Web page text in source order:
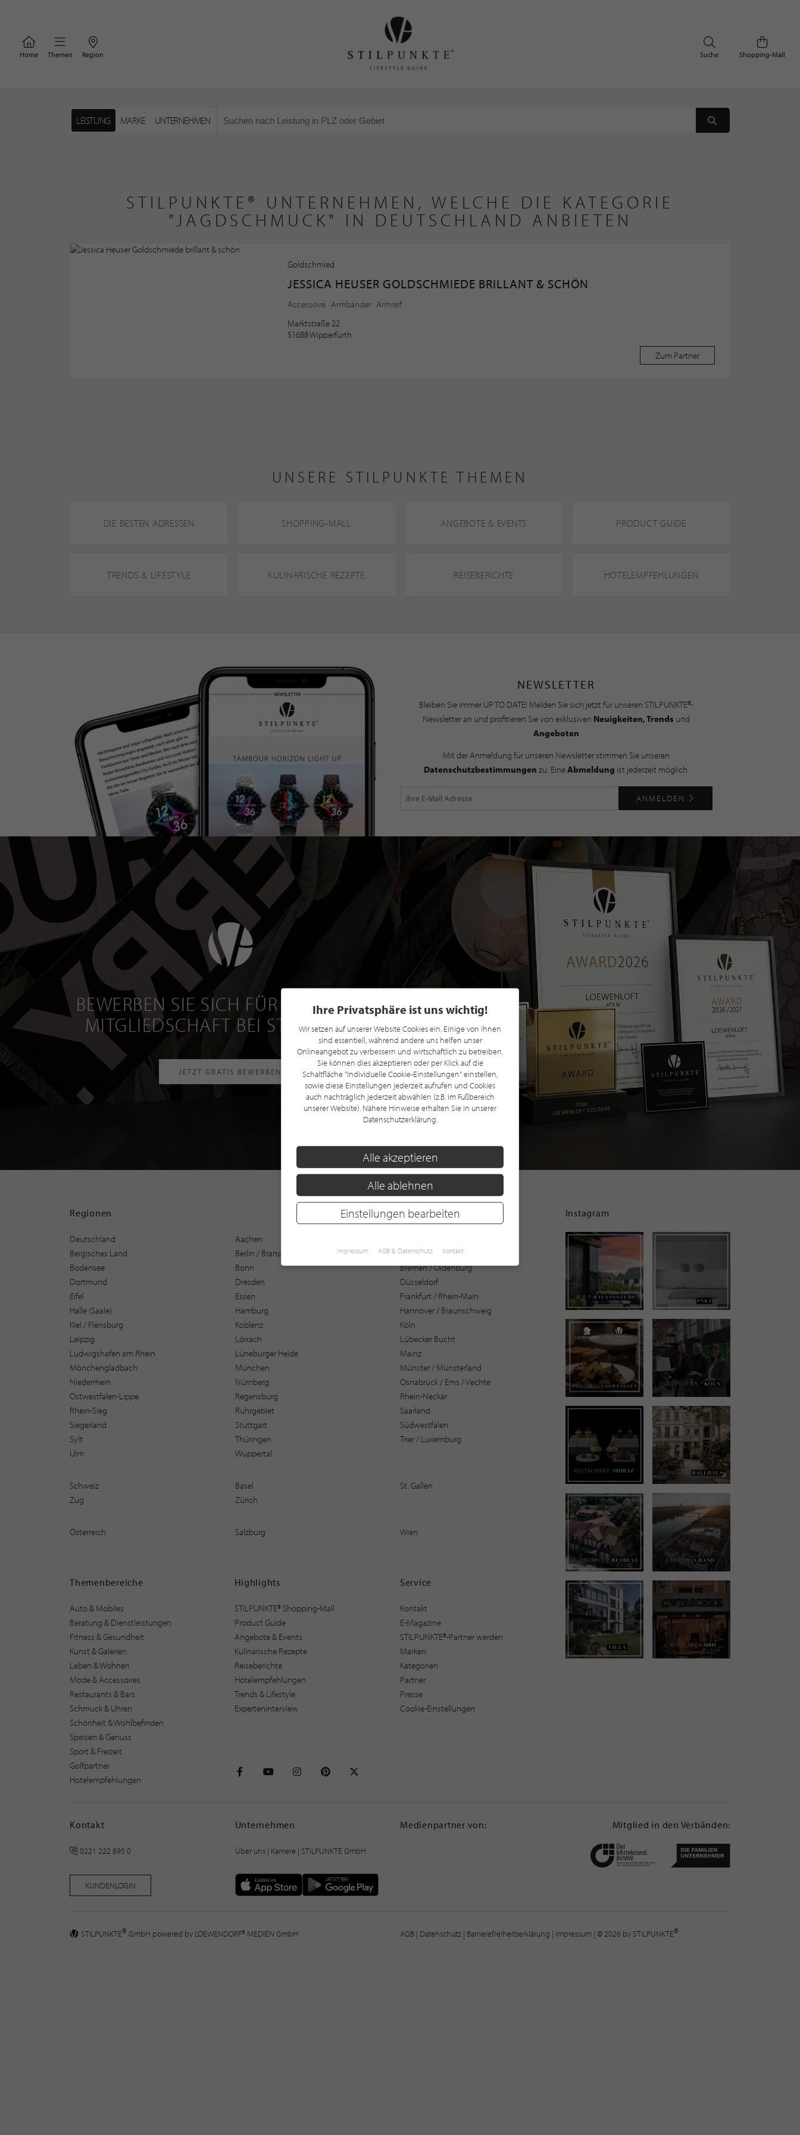
Home Themen Region Shopping-Mall
Suche
LEISTUNG MARKE UNTERNEHMEN
STILPUNKTE® UNTERNEHMEN, WELCHE DIE KATEGORIE
"JAGDSCHMUCK" IN DEUTSCHLAND ANBIETEN
Goldschmied
JESSICA HEUSER GOLDSCHMIEDE BRILLANT & SCHÖN
Accessoire · Armbänder · Armreif
Marktstraße 22
51688 Wipperfürth
Zum Partner
UNSERE STILPUNKTE THEMEN
DIE BESTEN ADRESSEN SHOPPING-MALL ANGEBOTE & EVENTS PRODUCT GUIDE
TRENDS & LIFESTYLE KULINARISCHE REZEPTE REISEBERICHTE HOTELEMPFEHLUNGEN
NEWSLETTER
Bleiben Sie immer UP TO DATE! Melden Sie sich jetzt für unseren STILPUNKTE®-
Newsletter an und profitieren Sie von exklusiven Neuigkeiten, Trends und
Angeboten
Mit der Anmeldung für unseren Newsletter stimmen Sie unseren
Datenschutzbestimmungen zu. EineAbmeldung ist jederzeit möglich.
ANMELDEN
BEWERBEN SIE SICH FÜR EINE GRATIS
MITGLIEDSCHAFT BEI STILPUNKTE®
JETZT GRATIS BEWERBEN
Regionen
Deutschland Aachen
Bergisches Land
Berlin / Brandenburg
Bochum
Bodensee
Bonn
Bremen / Oldenburg
Dortmund
Dresden
Düsseldorf
Eifel
Essen
Frankfurt / Rhein-Main
Halle (Saale)
Hamburg
Hannover / Braunschweig
Kiel / Flensburg
Koblenz
Köln
Leipzig
Lörrach
Lübecker Bucht
Ludwigshafen am Rhein
Lüneburger Heide
Mainz
Mönchengladbach
München
Münster / Münsterland
Niederrhein
Nürnberg
Osnabrück / Ems / Vechte
Ostwestfalen-Lippe
Regensburg
Rhein-Neckar
Rhein-Sieg
Ruhrgebiet
Saarland
Siegerland
Stuttgart
Südwestfalen
Sylt
Thüringen
Trier / Luxemburg
Ulm
Wuppertal
Schweiz Basel
St. Gallen
Zug
Zürich
Österreich Salzburg Wien
Themenbereiche
Auto & Mobiles
Beratung & Dienstleistungen
Fitness & Gesundheit
Kunst & Galerien
Leben & Wohnen
Mode & Accessoires
Restaurants & Bars
Schmuck & Uhren
Schönheit & Wohlbefinden
Speisen & Genuss
Sport & Freizeit
Golfpartner
Hotelempfehlungen
Highlights
STILPUNKTE® Shopping-Mall
Product Guide
Angebote & Events
Kulinarische Rezepte
Reiseberichte
Hotelempfehlungen
Trends & Lifestyle
Experteninterview
Service
Kontakt
E-Magazine
STILPUNKTE®-Partner werden
Marken
Kategorien
Partner
Presse
Cookie-Einstellungen
Instagram
Kontakt
0221 222 895 0
KUNDENLOGIN
Unternehmen
Über uns| Karriere | STILPUNKTE GmbH
Medienpartner von: Mitglied in den Verbänden:
STILPUNKTE® GmbH powered by LOEWENDORF® MEDIEN GmbH AGB | Datenschutz | Barrierefreiheitserklärung | Impressum | © 2026 by STILPUNKTE®
Ihre Privatsphäre ist uns wichtig!
Wir setzen auf unserer Website Cookies ein. Einige von ihnen
sind essentiell, während andere uns helfen unser
Onlineangebot zu verbessern und wirtschaftlich zu betreiben.
Sie können dies akzeptieren oder per Klick auf die
Schaltfläche "Individuelle Cookie-Einstellungen" einstellen,
sowie diese Einstellungen jederzeit aufrufen und Cookies
auch nachträglich jederzeit abwählen (z.B. im Fußbereich
unserer Website). Nähere Hinweise erhalten Sie in unserer
Datenschutzerklärung.
Alle akzeptieren
Alle ablehnen
Einstellungen bearbeiten
Impressum AGB & Datenschutz Kontakt